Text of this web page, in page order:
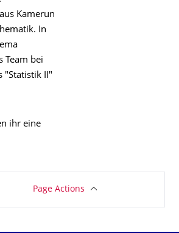
Kamerun
In
Team bei
"Statistik II"
ihr eine
Page Actions